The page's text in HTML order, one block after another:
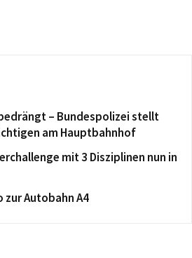
– Bundespolizei stellt
am Hauptbahnhof
mit 3 Disziplinen nun in
Autobahn A4